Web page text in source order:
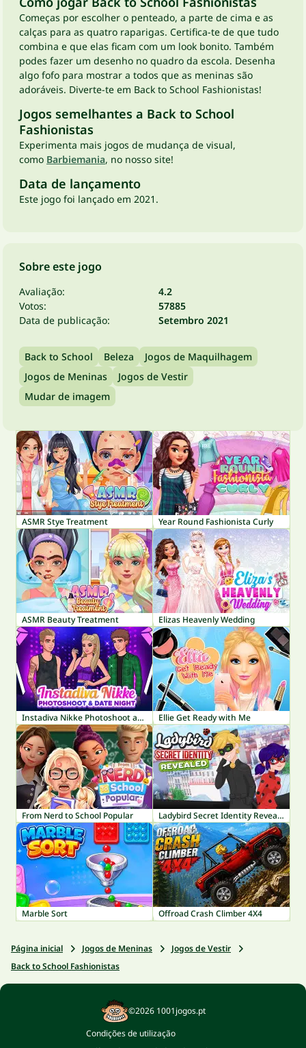
Começas por escolher o penteado, a parte de cima e as
calças para as quatro raparigas. Certifica-te de que tudo
combina e que elas ficam com um look bonito. Também
podes fazer um desenho no quadro da escola. Desenha
algo fofo para mostrar a todos que as meninas são
adoráveis. Diverte-te em Back to School Fashionistas!
Jogos semelhantes a Back to School
Fashionistas
Experimenta mais jogos de mudança de visual,
como Barbiemania, no nosso site!
Data de lançamento
Este jogo foi lançado em 2021.
Sobre este jogo
Avaliação:
4.2
Votos:
57885
Data de publicação:
Setembro 2021
Back to School Beleza
Jogos de Maquilhagem
Jogos de Meninas
Jogos de Vestir
Mudar de imagem
ASMR Stye Treatment Year Round Fashionista Curly
ASMR Beauty Treatment Elizas Heavenly Wedding
Instadiva Nikke Photoshoot and Date Night Ellie Get Ready with Me
From Nerd to School Popular Ladybird Secret Identity Revealed
Marble Sort Offroad Crash Climber 4X4
Página inicial Jogos de Meninas
Jogos de Vestir
Back to School Fashionistas
©2026 1001jogos.pt
Condições de utilização